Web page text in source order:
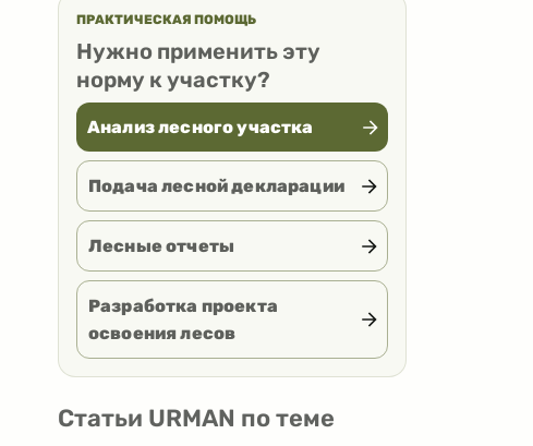
ПРАКТИЧЕСКАЯ ПОМОЩЬ
Нужно применить эту
норму к участку?
Анализ лесного участка
Подача лесной декларации
Лесные отчеты
Разработка проекта
освоения лесов
Статьи URMAN по теме